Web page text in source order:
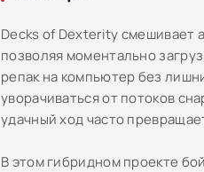
Decks of Dexterity смешивает
позволяя моментально
репак на компьютер без
уворачиваться от потоков
удачный ход часто
В этом гибридном проекте